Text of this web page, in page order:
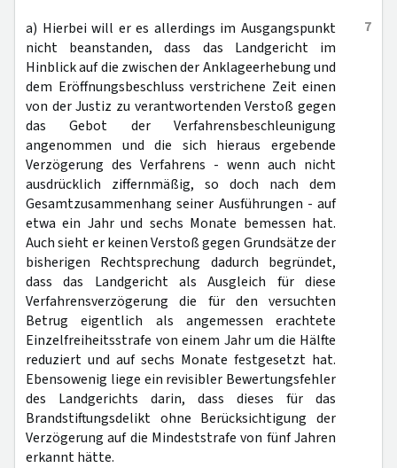
7
a) Hierbei will er es allerdings im Ausgangspunkt
nicht beanstanden, dass das Landgericht im
Hinblick auf die zwischen der Anklageerhebung und
dem Eröffnungsbeschluss verstrichene Zeit einen
von der Justiz zu verantwortenden Verstoß gegen
das Gebot der Verfahrensbeschleunigung
angenommen und die sich hieraus ergebende
Verzögerung des Verfahrens - wenn auch nicht
ausdrücklich ziffernmäßig, so doch nach dem
Gesamtzusammenhang seiner Ausführungen - auf
etwa ein Jahr und sechs Monate bemessen hat.
Auch sieht er keinen Verstoß gegen Grundsätze der
bisherigen Rechtsprechung dadurch begründet,
dass das Landgericht als Ausgleich für diese
Verfahrensverzögerung die für den versuchten
Betrug eigentlich als angemessen erachtete
Einzelfreiheitsstrafe von einem Jahr um die Hälfte
reduziert und auf sechs Monate festgesetzt hat.
Ebensowenig liege ein revisibler Bewertungsfehler
des Landgerichts darin, dass dieses für das
Brandstiftungsdelikt ohne Berücksichtigung der
Verzögerung auf die Mindeststrafe von fünf Jahren
erkannt hätte.